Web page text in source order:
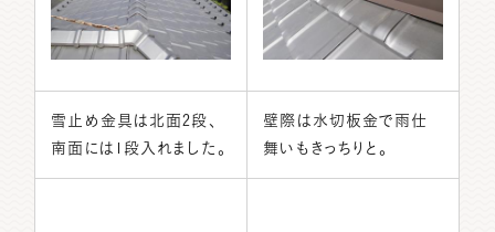
雪止め金具は北面2段、
南面には1段入れました。
壁際は水切板金で雨仕
舞いもきっちりと。